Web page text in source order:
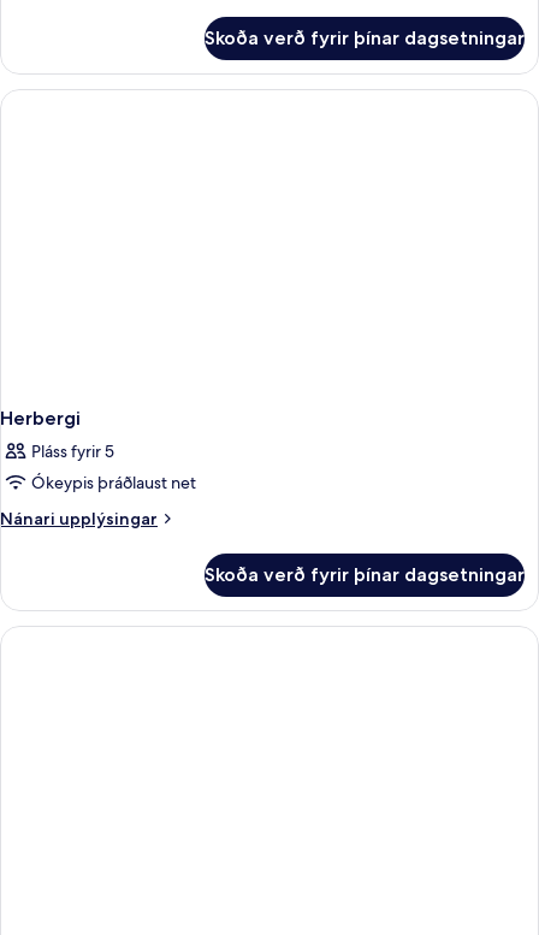
Skoða verð fyrir þínar dagsetningar
Herbergi
Pláss fyrir 5
Ókeypis þráðlaust net
Nánari upplýsingar
Nánari
Skoða verð fyrir þínar dagsetningar